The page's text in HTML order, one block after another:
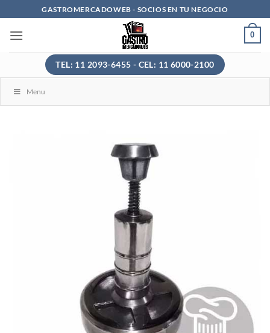
al
contenido
GASTROMERCADOWEB - SOCIOS EN TU NEGOCIO
0
TEL: 11 2093-6455 - CEL: 11 6000-2100
Menu